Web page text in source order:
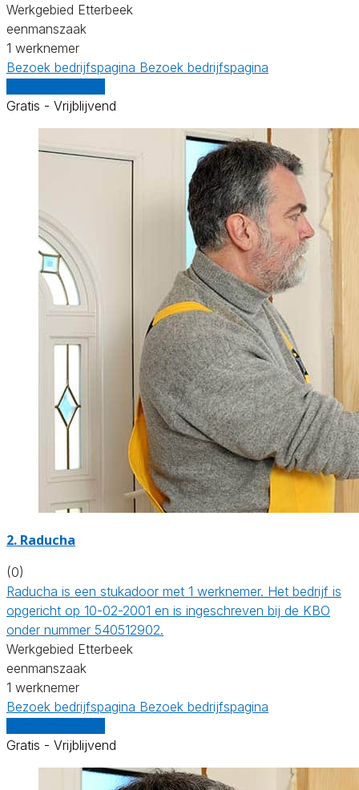
Werkgebied Etterbeek
eenmanszaak
1 werknemer
Bezoek bedrijfspagina Bezoek bedrijfspagina
Gratis - Vrijblijvend
2. Raducha
(0)
Raducha is een stukadoor met 1 werknemer. Het bedrijf is
opgericht op 10-02-2001 en is ingeschreven bij de KBO
onder nummer 540512902.
Werkgebied Etterbeek
eenmanszaak
1 werknemer
Bezoek bedrijfspagina Bezoek bedrijfspagina
Gratis - Vrijblijvend